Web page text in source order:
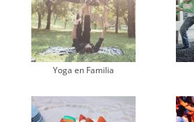
Yoga en Familia